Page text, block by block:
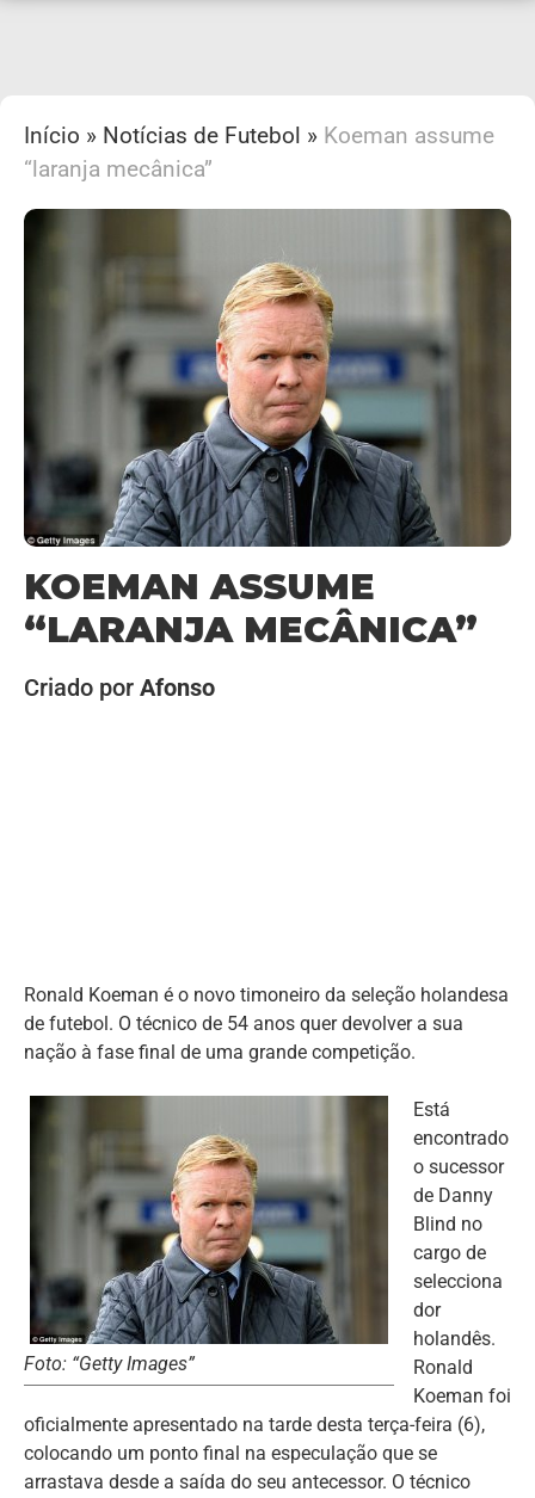
Início » Notícias de Futebol » Koeman assume
“laranja mecânica”
KOEMAN ASSUME
“LARANJA MECÂNICA”
Criado por Afonso
Ronald Koeman é o novo timoneiro da seleção holandesa
de futebol. O técnico de 54 anos quer devolver a sua
nação à fase final de uma grande competição.
Foto: “Getty Images”
Está
encontrado
o sucessor
de Danny
Blind no
cargo de
selecciona
dor
holandês.
Ronald
Koeman foi
oficialmente apresentado na tarde desta terça-feira (6),
colocando um ponto final na especulação que se
arrastava desde a saída do seu antecessor. O técnico